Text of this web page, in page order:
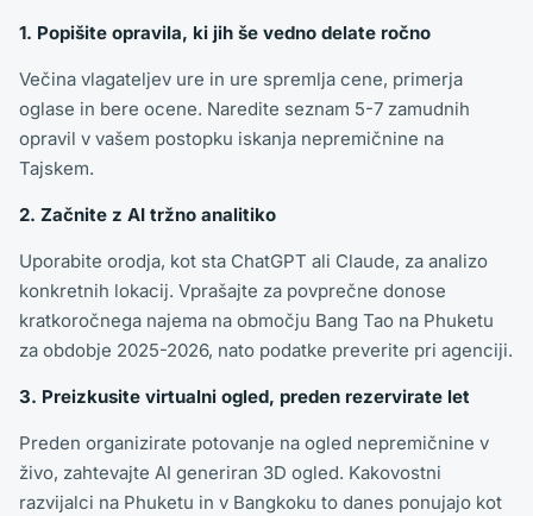
1. Popišite opravila, ki jih še vedno delate ročno
Večina vlagateljev ure in ure spremlja cene, primerja
oglase in bere ocene. Naredite seznam 5-7 zamudnih
opravil v vašem postopku iskanja nepremičnine na
Tajskem.
2. Začnite z AI tržno analitiko
Uporabite orodja, kot sta ChatGPT ali Claude, za analizo
konkretnih lokacij. Vprašajte za povprečne donose
kratkoročnega najema na območju Bang Tao na Phuketu
za obdobje 2025-2026, nato podatke preverite pri agenciji.
3. Preizkusite virtualni ogled, preden rezervirate let
Preden organizirate potovanje na ogled nepremičnine v
živo, zahtevajte AI generiran 3D ogled. Kakovostni
razvijalci na Phuketu in v Bangkoku to danes ponujajo kot